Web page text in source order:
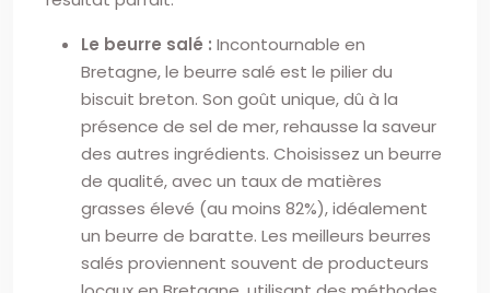
Le beurre salé : Incontournable en
Bretagne, le beurre salé est le pilier du
biscuit breton. Son goût unique, dû à la
présence de sel de mer, rehausse la saveur
des autres ingrédients. Choisissez un beurre
de qualité, avec un taux de matières
grasses élevé (au moins 82%), idéalement
un beurre de baratte. Les meilleurs beurres
salés proviennent souvent de producteurs